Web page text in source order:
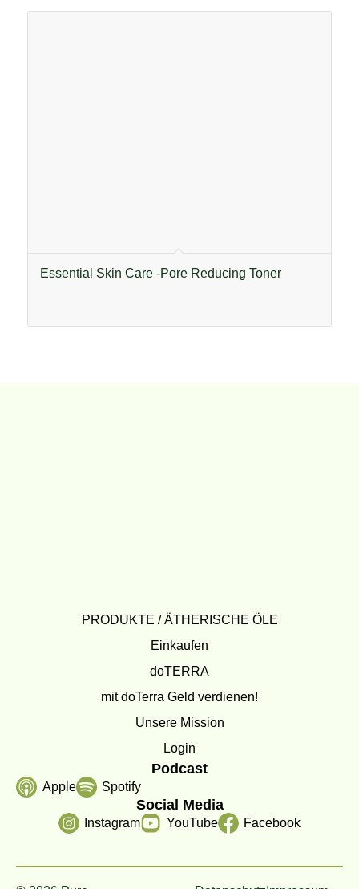
Essential Skin Care -Pore Reducing Toner
PRODUKTE / ÄTHERISCHE ÖLE
Einkaufen
doTERRA
mit doTerra Geld verdienen!
Unsere Mission
Login
Podcast
Apple Spotify
Social Media
Instagram YouTube Facebook